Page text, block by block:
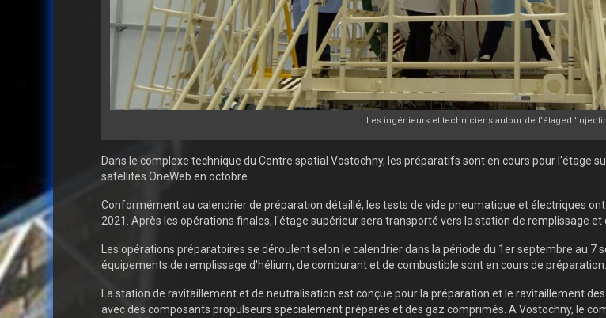
Les ingénieurs et techniciens autour de l'étaged
Dans le complexe technique du Centre spatial Vostochny, les préparatifs sont en cours pour l'étage
satellites OneWeb en octobre.
Conformément au calendrier de préparation détaillé, les tests de vide pneumatique et électriques
2021. Après les opérations finales, l'étage supérieur sera transporté vers la station de remplissage
Les opérations préparatoires se déroulent selon le calendrier dans la période du 1er septembre au
équipements de remplissage d'hélium, de comburant et de combustible sont en cours de
La station de ravitaillement et de neutralisation est conçue pour la préparation et le ravitaillement
avec des composants propulseurs spécialement préparés et des gaz comprimés. A Vostochny, le